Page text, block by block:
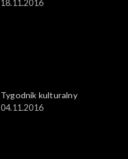
18.11.2016
Tygodnik kulturalny
04.11.2016